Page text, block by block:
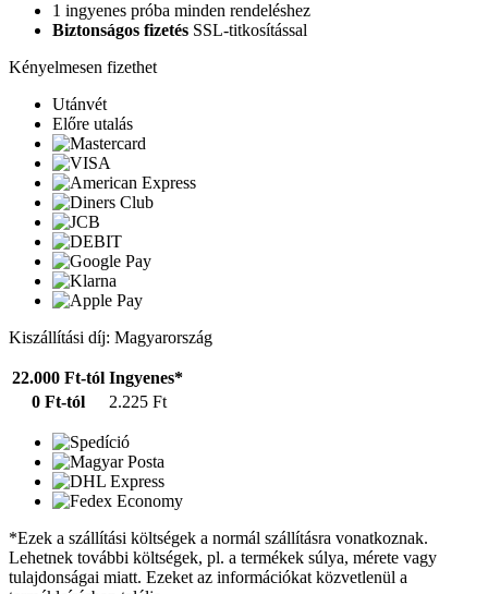
1 ingyenes próba minden rendeléshez
Biztonságos fizetés SSL-titkosítással
Kényelmesen fizethet
Utánvét
Előre utalás
Kiszállítási díj: Magyarország
22.000 Ft-tól Ingyenes*
0 Ft-tól
2.225 Ft
*Ezek a szállítási költségek a normál szállításra vonatkoznak.
Lehetnek további költségek, pl. a termékek súlya, mérete vagy
tulajdonságai miatt. Ezeket az információkat közvetlenül a